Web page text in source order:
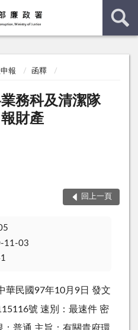
報 函釋
務科及清潔隊
財產
回上一頁
11-03
民國97年10月9日 發文
號 速別：最速件 密
普通 主旨：有關貴府環